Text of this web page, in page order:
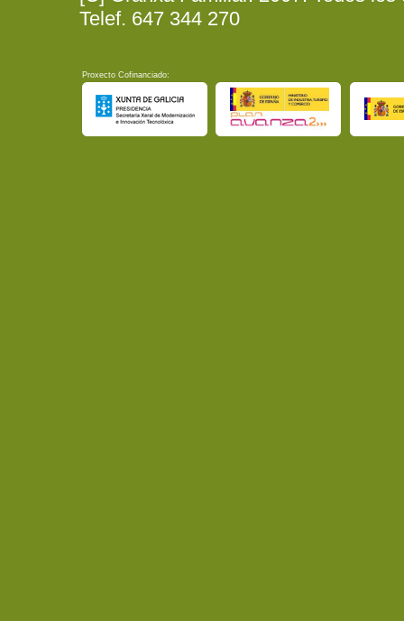
Telef. 647 344 270
Proxecto Cofinanciado: